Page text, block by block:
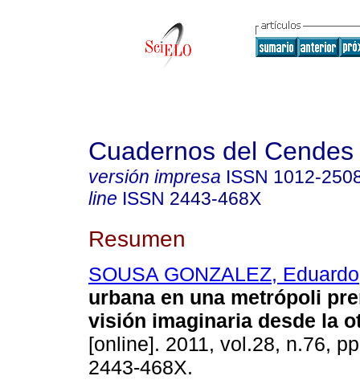
Cuadernos del Cendes
versión impresa ISSN 1012-
line ISSN 2443-468X
Resumen
SOUSA GONZALEZ, Eduardo
urbana en una metrópoli
visión imaginaria desde la
[online]. 2011, vol.28, n.76,
2443-468X.